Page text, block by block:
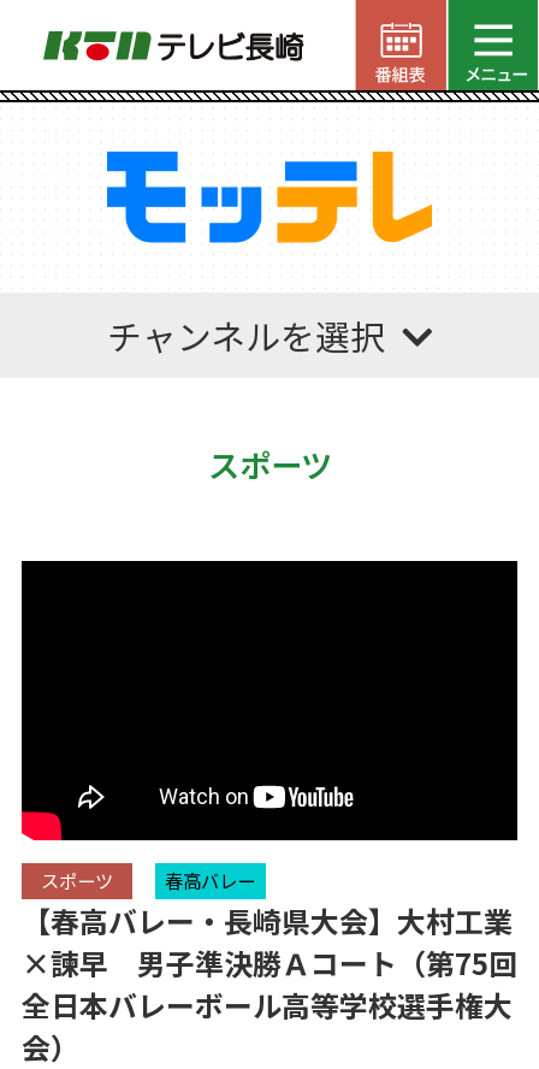
チャンネルを選択
スポーツ
スポーツ 春高バレー
【春高バレー・長崎県大会】大村工業
×諫早 男子準決勝Ａコート（第75回
全日本バレーボール高等学校選手権大
会）